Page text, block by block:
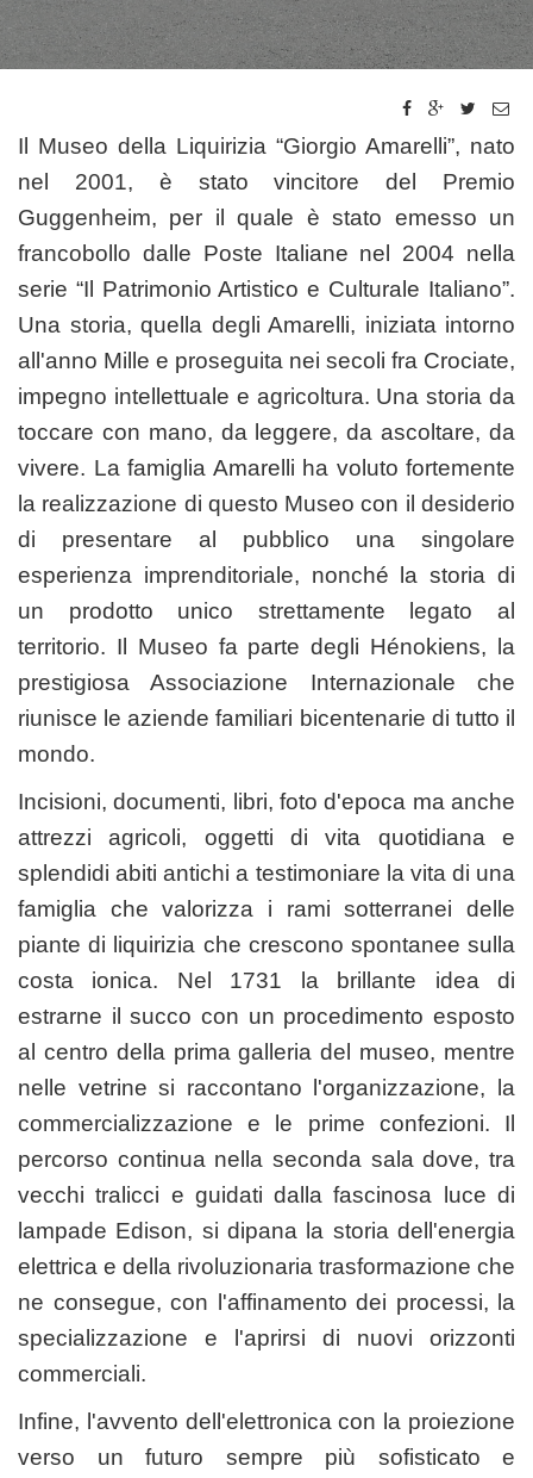
Il Museo della Liquirizia “Giorgio Amarelli”, nato
nel 2001, è stato vincitore del Premio
Guggenheim, per il quale è stato emesso un
francobollo dalle Poste Italiane nel 2004 nella
serie “Il Patrimonio Artistico e Culturale Italiano”.
Una storia, quella degli Amarelli, iniziata intorno
all'anno Mille e proseguita nei secoli fra Crociate,
impegno intellettuale e agricoltura. Una storia da
toccare con mano, da leggere, da ascoltare, da
vivere. La famiglia Amarelli ha voluto fortemente
la realizzazione di questo Museo con il desiderio
di presentare al pubblico una singolare
esperienza imprenditoriale, nonché la storia di
un prodotto unico strettamente legato al
territorio. Il Museo fa parte degli Hénokiens, la
prestigiosa Associazione Internazionale che
riunisce le aziende familiari bicentenarie di tutto il
mondo.
Incisioni, documenti, libri, foto d'epoca ma anche
attrezzi agricoli, oggetti di vita quotidiana e
splendidi abiti antichi a testimoniare la vita di una
famiglia che valorizza i rami sotterranei delle
piante di liquirizia che crescono spontanee sulla
costa ionica. Nel 1731 la brillante idea di
estrarne il succo con un procedimento esposto
al centro della prima galleria del museo, mentre
nelle vetrine si raccontano l'organizzazione, la
commercializzazione e le prime confezioni. Il
percorso continua nella seconda sala dove, tra
vecchi tralicci e guidati dalla fascinosa luce di
lampade Edison, si dipana la storia dell'energia
elettrica e della rivoluzionaria trasformazione che
ne consegue, con l'affinamento dei processi, la
specializzazione e l'aprirsi di nuovi orizzonti
commerciali.
Infine, l'avvento dell'elettronica con la proiezione
verso un futuro sempre più sofisticato e